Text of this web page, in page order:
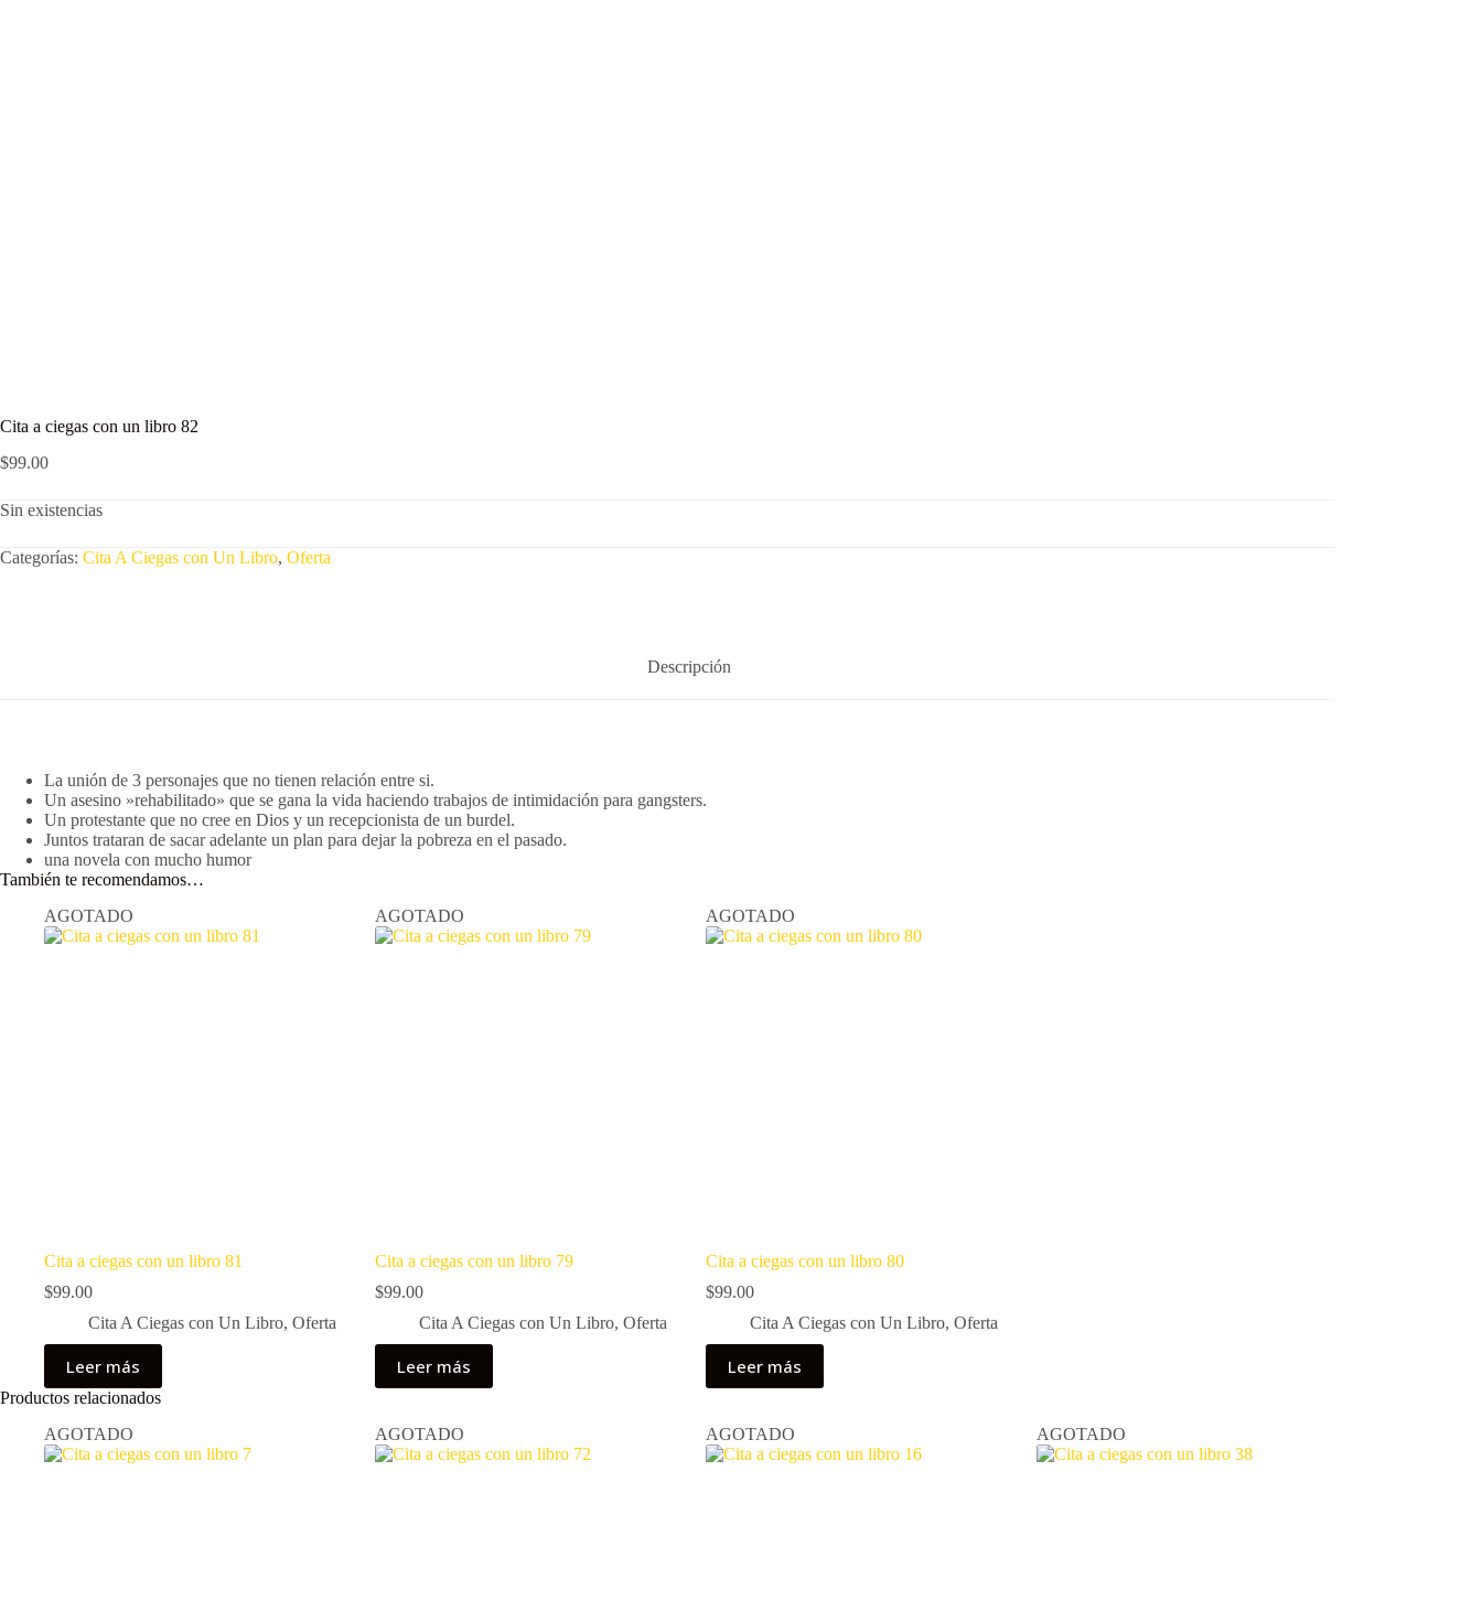
Cita a ciegas con un libro 82
$99.00
Sin existencias
Categorías: Cita A Ciegas con Un Libro, Oferta
Descripción
La unión de 3 personajes que no tienen relación entre si.
Un asesino »rehabilitado» que se gana la vida haciendo trabajos de intimidación para gangsters.
Un protestante que no cree en Dios y un recepcionista de un burdel.
Juntos trataran de sacar adelante un plan para dejar la pobreza en el pasado.
una novela con mucho humor
También te recomendamos…
AGOTADO
Cita a ciegas con un libro 81
$99.00
Cita A Ciegas con Un Libro, Oferta
Leer más
AGOTADO
Cita a ciegas con un libro 79
$99.00
Cita A Ciegas con Un Libro, Oferta
Leer más
AGOTADO
Cita a ciegas con un libro 80
$99.00
Cita A Ciegas con Un Libro, Oferta
Leer más
Productos relacionados
AGOTADO
AGOTADO AGOTADO AGOTADO